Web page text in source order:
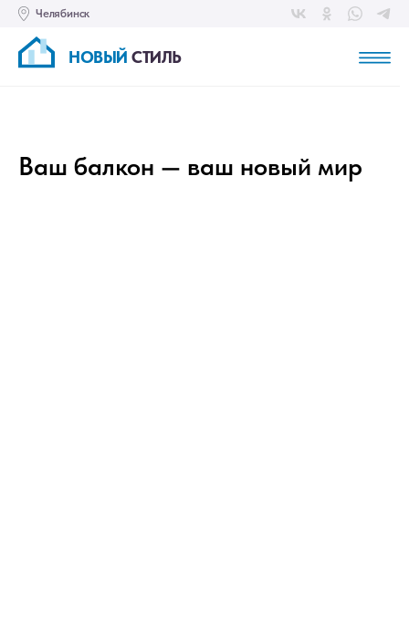
Челябинск
НОВЫЙ СТИЛЬ
Ваш балкон — ваш новый мир